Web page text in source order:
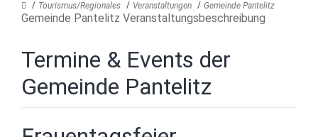
Tourismus/Regionales Veranstaltungen Gemeinde Pantelitz
Gemeinde Pantelitz Veranstaltungsbeschreibung
Termine & Events der
Gemeinde Pantelitz